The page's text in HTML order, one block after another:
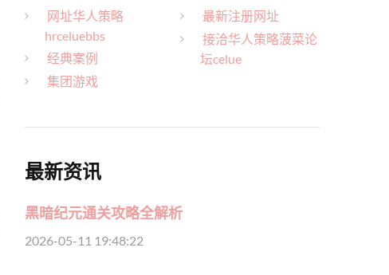
网址华人策略
hrceluebbs
经典案例
集团游戏
最新注册网址
接洽华人策略菠菜论
坛celue
最新资讯
黑暗纪元通关攻略全解析
2026-05-11 19:48:22